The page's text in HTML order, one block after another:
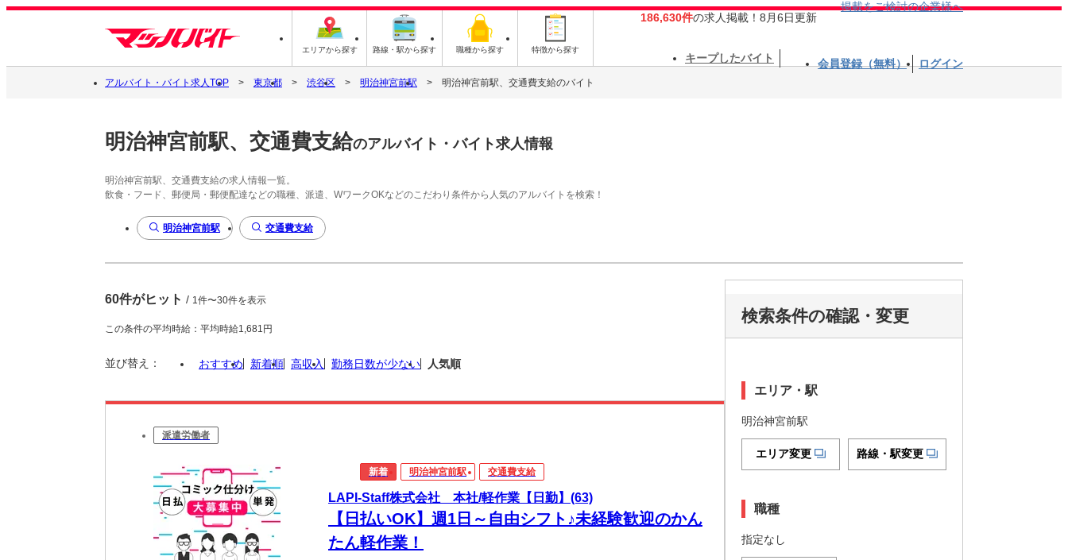
エリアから探す 路線・駅から探す 職種から探す 特徴から探す
186,630件の求人掲載！8月6日更新
掲載をご検討の企業様へ
キープしたバイト 会員登録（無料） ログイン
アルバイト・バイト求人TOP 東京都 渋谷区 明治神宮前駅 明治神宮前駅、交通費支給のバイト
明治神宮前駅、交通費支給のアルバイト・バイト求人情報
明治神宮前駅、交通費支給の求人情報一覧。
飲食・フード、郵便局・郵便配達などの職種、派遣、WワークOKなどのこだわり条件から人気のアルバイトを検索！
明治神宮前駅 交通費支給
60件がヒット / 1件〜30件を表示
この条件の平均時給：平均時給1,681円
並び替え： おすすめ 新着順 高収入 勤務日数が少ない 人気順
派遣労働者
新着 明治神宮前駅 交通費支給
LAPI-Staff株式会社 本社/軽作業【日勤】(63)
【日払いOK】週1日～自由シフト♪未経験歓迎のかん
たん軽作業！
検索条件の確認・変更
エリア・駅
明治神宮前駅
エリア変更 路線・駅変更
職種
指定なし